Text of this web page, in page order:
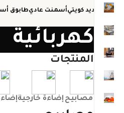
حديد كويتيأسمنت عاديطابوق
كهربائية
المنتجات
مصابيح إضاءة خارجية